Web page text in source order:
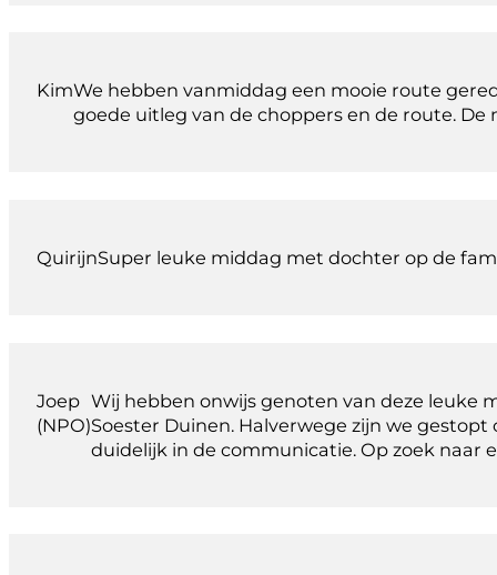
KimWe hebben vanmiddag een mooie route
goede uitleg van de choppers en de route.
QuirijnSuper leuke middag met dochter op de
Joep
(NPO)
Wij hebben onwijs genoten van deze leuke
Soester Duinen. Halverwege zijn we
duidelijk in de communicatie. Op zoek naar